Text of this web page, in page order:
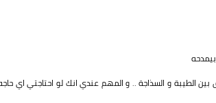
الطيبة و السذاجة .. و المهم عندي انك لو احتاجتي اي